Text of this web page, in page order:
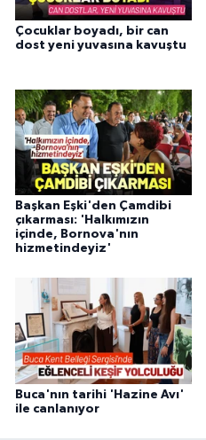
Çocuklar boyadı, bir can
dost yeni yuvasına kavuştu
Başkan Eşki'den Çamdibi
çıkarması: 'Halkımızın
içinde, Bornova'nın
hizmetindeyiz'
Buca'nın tarihi 'Hazine Avı'
ile canlanıyor